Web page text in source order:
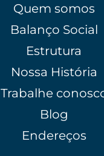
Quem somos
Balanço Social
Estrutura
Nossa História
Trabalhe
Blog
Endereços